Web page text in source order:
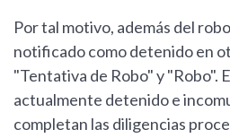
Por tal motivo, además del
notificado como detenido en
"Tentativa de Robo" y "Robo".
actualmente detenido e
completan las diligencias